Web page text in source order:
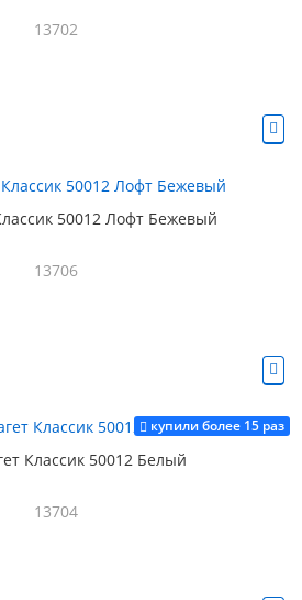
13702
50012 Лофт Бежевый
13706
купили более 15 раз
Классик 50012 Белый
13704